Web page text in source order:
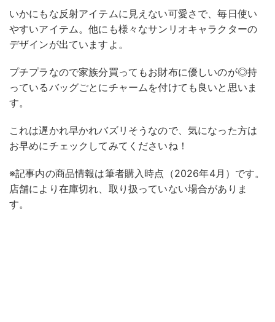
いかにもな反射アイテムに見えない可愛さで、毎日使い
やすいアイテム。他にも様々なサンリオキャラクターの
デザインが出ていますよ。
プチプラなので家族分買ってもお財布に優しいのが◎持
っているバッグごとにチャームを付けても良いと思いま
す。
これは遅かれ早かれバズリそうなので、気になった方は
お早めにチェックしてみてくださいね！
※記事内の商品情報は筆者購入時点（2026年4月）です。
店舗により在庫切れ、取り扱っていない場合がありま
す。